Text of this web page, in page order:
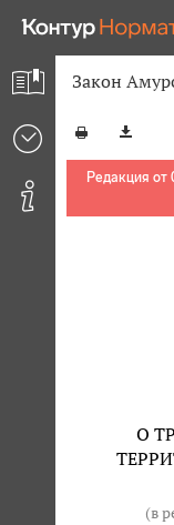
Закон
Редакция от
О
(в